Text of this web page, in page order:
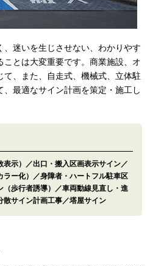
、迷いを生じさせない、わかりやす
ことは大変重要です。商業施設、オ
、また、自走式、機械式、立体駐
最適なサイン計画を策定・施工し
示）／出口・搬入区画表示サイン／
ー化）／身障者・ハートフル駐車区
歩行者誘導）／車両動線見直し・進
散サイン計画工事／塔屋サイン